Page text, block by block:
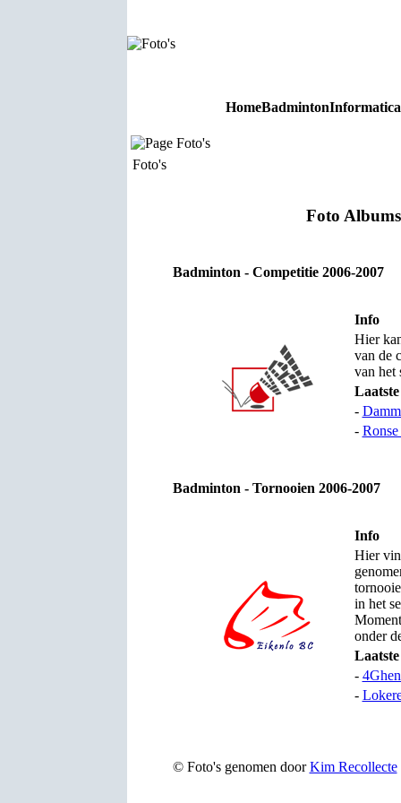
HomeBadmintonInformatica
Foto's
Foto's
Foto Albums
Badminton - Competitie 2006-2007
Info
Hier
van de
van het
Laatste
-
-
Badminton - Tornooien 2006-2007
Info
Hier
in het
onder
Laatste
-
-
© Foto's genomen doorKim Recollecte